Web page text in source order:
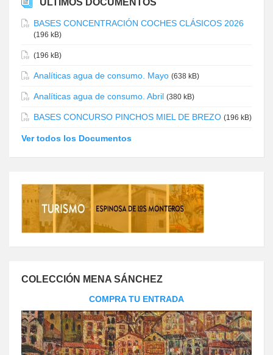
BASES CONCENTRACIÓN COCHES CLÁSICOS 2026
(196 kB)
(196 kB)
Analíticas agua de consumo. Mayo (638 kB)
Analíticas agua de consumo. Abril (380 kB)
BASES CONCURSO PINCHOS MIEL DE BREZO (196 kB)
Ver todos los Documentos
COLECCIÓN MENA SÁNCHEZ
COMPRA TU ENTRADA